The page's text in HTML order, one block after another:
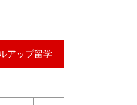
アップ留学